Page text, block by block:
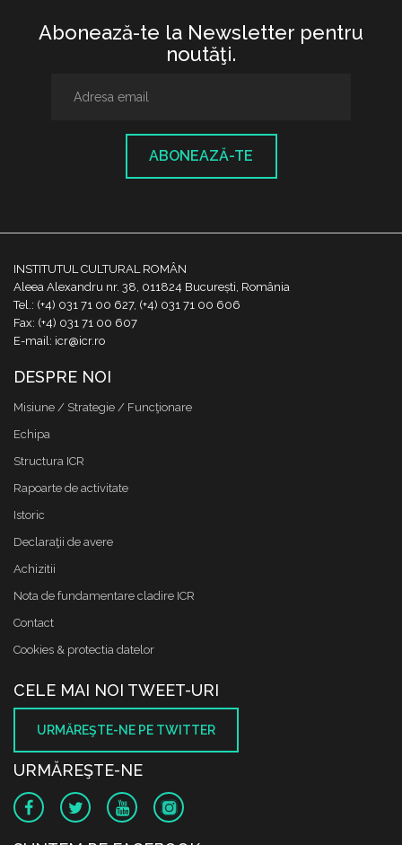
Abonează-te la Newsletter pentru
noutăţi.
ABONEAZĂ-TE
INSTITUTUL CULTURAL ROMÂN
Aleea Alexandru nr. 38, 011824 București, România
Tel.: (+4) 031 71 00 627, (+4) 031 71 00 606
Fax: (+4) 031 71 00 607
E-mail: icr@icr.ro
DESPRE NOI
Misiune / Strategie / Funcţionare
Echipa
Structura ICR
Rapoarte de activitate
Istoric
Declaraţii de avere
Achizitii
Nota de fundamentare cladire ICR
Contact
Cookies & protectia datelor
CELE MAI NOI TWEET-URI
URMĂREŞTE-NE PE TWITTER
URMĂREŞTE-NE